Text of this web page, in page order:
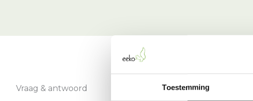
Toestemming
Vraag & antwoord